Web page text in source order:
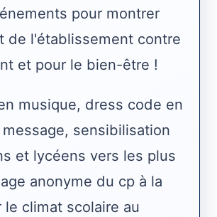
pour montrer
de l'établissement contre
et pour le bien-être !
musique, dress code en
sensibilisation
et lycéens vers les plus
anonyme du cp à la
climat scolaire au